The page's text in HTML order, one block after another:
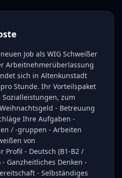
Job als WIG Schweißer
Arbeitnehmerüberlassung
sich in Altenkunstadt
Stunde. Ihr Vorteilspaket
zum
- Betreuung
Ihre Aufgaben -
/ -gruppen - Arbeiten
von
Profil - Deutsch (B1-B2 /
Ganzheitliches Denken -
- Selbständiges